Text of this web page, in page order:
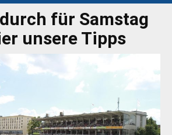
für Samstag
unsere Tipps